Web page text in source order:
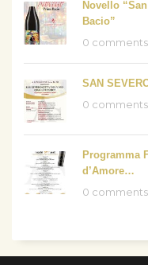
Novello
Bacio”
0 comments
SAN
0 comments
Programma
d’Amore…
0 comments